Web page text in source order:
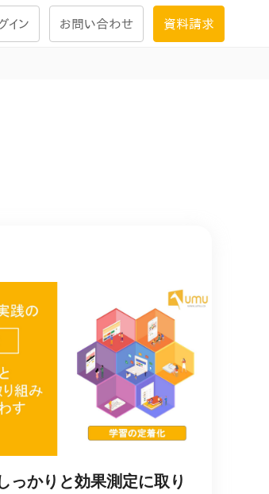
学習プログラム
イン お問い合わせ 資料請求
っかりと効果測定に取り